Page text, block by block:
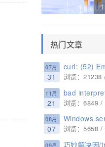
1
热门文章
07月
31
curl: (52) Empty
浏览：21238
11月
21
bad interpreter: No
浏览：6849 /
08月
07
Windows server 2012 安装完
浏览：5658 /
09月 巧妙解决因/tmp空间不足